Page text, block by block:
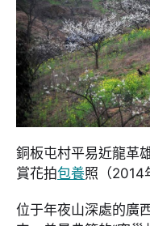
銅板屯村平易近龍革
賞花拍包養照（2014
位于年夜山深處的廣